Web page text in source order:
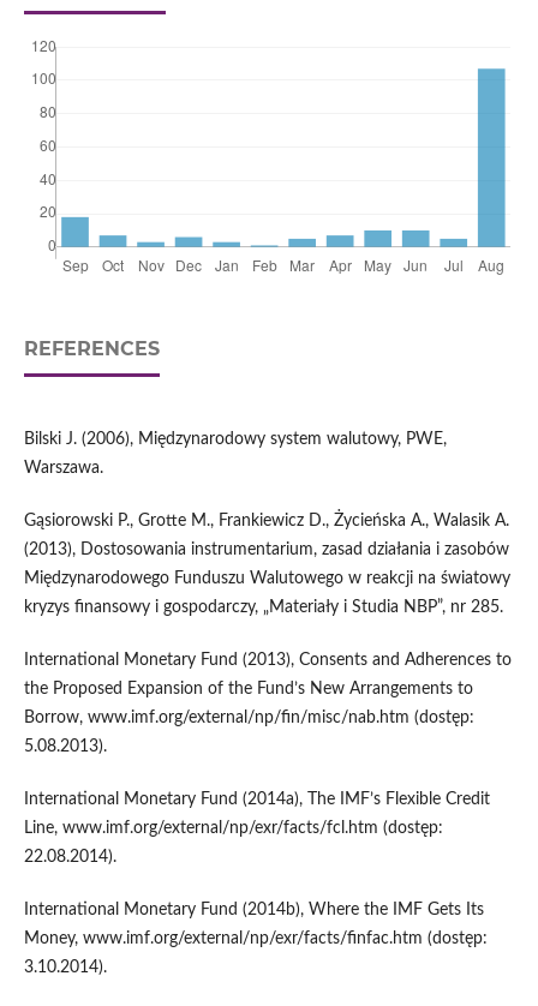
REFERENCES
Bilski J. (2006), Międzynarodowy system walutowy, PWE,
Warszawa.
Gąsiorowski P., Grotte M., Frankiewicz D., Życieńska A., Walasik A.
(2013), Dostosowania instrumentarium, zasad działania i zasobów
Międzynarodowego Funduszu Walutowego w reakcji na światowy
kryzys finansowy i gospodarczy, „Materiały i Studia NBP”, nr 285.
International Monetary Fund (2013), Consents and Adherences to
the Proposed Expansion of the Fund’s New Arrangements to
Borrow, www.imf.org/external/np/fin/misc/nab.htm (dostęp:
5.08.2013).
International Monetary Fund (2014a), The IMF’s Flexible Credit
Line, www.imf.org/external/np/exr/facts/fcl.htm (dostęp:
22.08.2014).
International Monetary Fund (2014b), Where the IMF Gets Its
Money, www.imf.org/external/np/exr/facts/finfac.htm (dostęp:
3.10.2014).